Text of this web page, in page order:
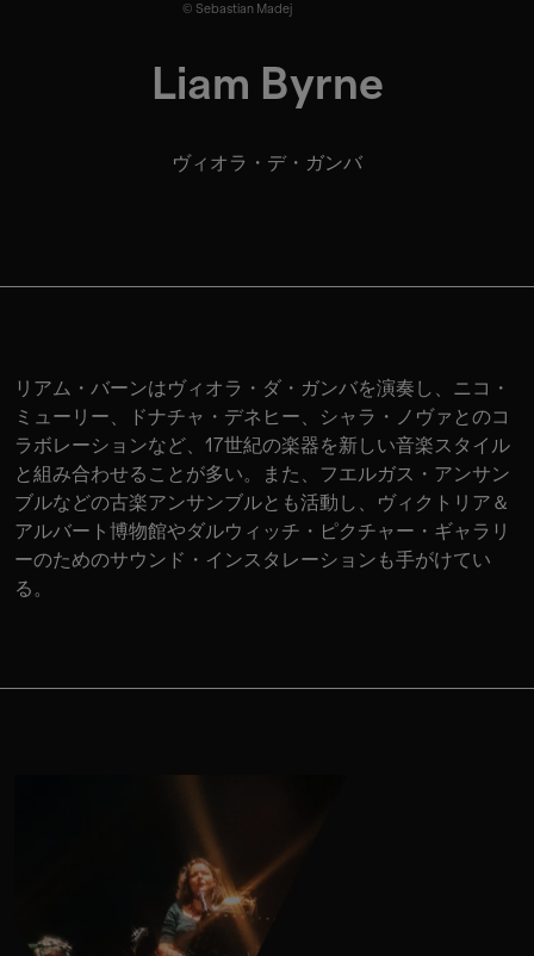
© Sebastian Madej
Liam Byrne
ヴィオラ・デ・ガンバ
リアム・バーンはヴィオラ・ダ・ガンバを演奏し、ニコ・
ミューリー、ドナチャ・デネヒー、シャラ・ノヴァとのコ
ラボレーションなど、17世紀の楽器を新しい音楽スタイル
と組み合わせることが多い。また、フエルガス・アンサン
ブルなどの古楽アンサンブルとも活動し、ヴィクトリア＆
アルバート博物館やダルウィッチ・ピクチャー・ギャラリ
ーのためのサウンド・インスタレーションも手がけてい
る。